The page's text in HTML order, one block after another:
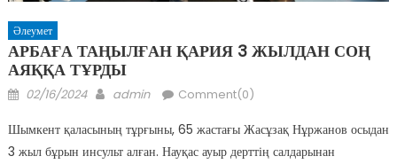
Әлеумет
АРБАҒА ТАҢЫЛҒАН ҚАРИЯ 3 ЖЫЛДАН СОҢ
АЯҚҚА ТҰРДЫ
Posted
02/16/2024 Author
admin Comment(0)
Шымкент қаласының тұрғыны, 65 жастағы Жасұзақ Нұржанов осыдан
3 жыл бұрын инсульт алған. Науқас ауыр дерттің салдарынан